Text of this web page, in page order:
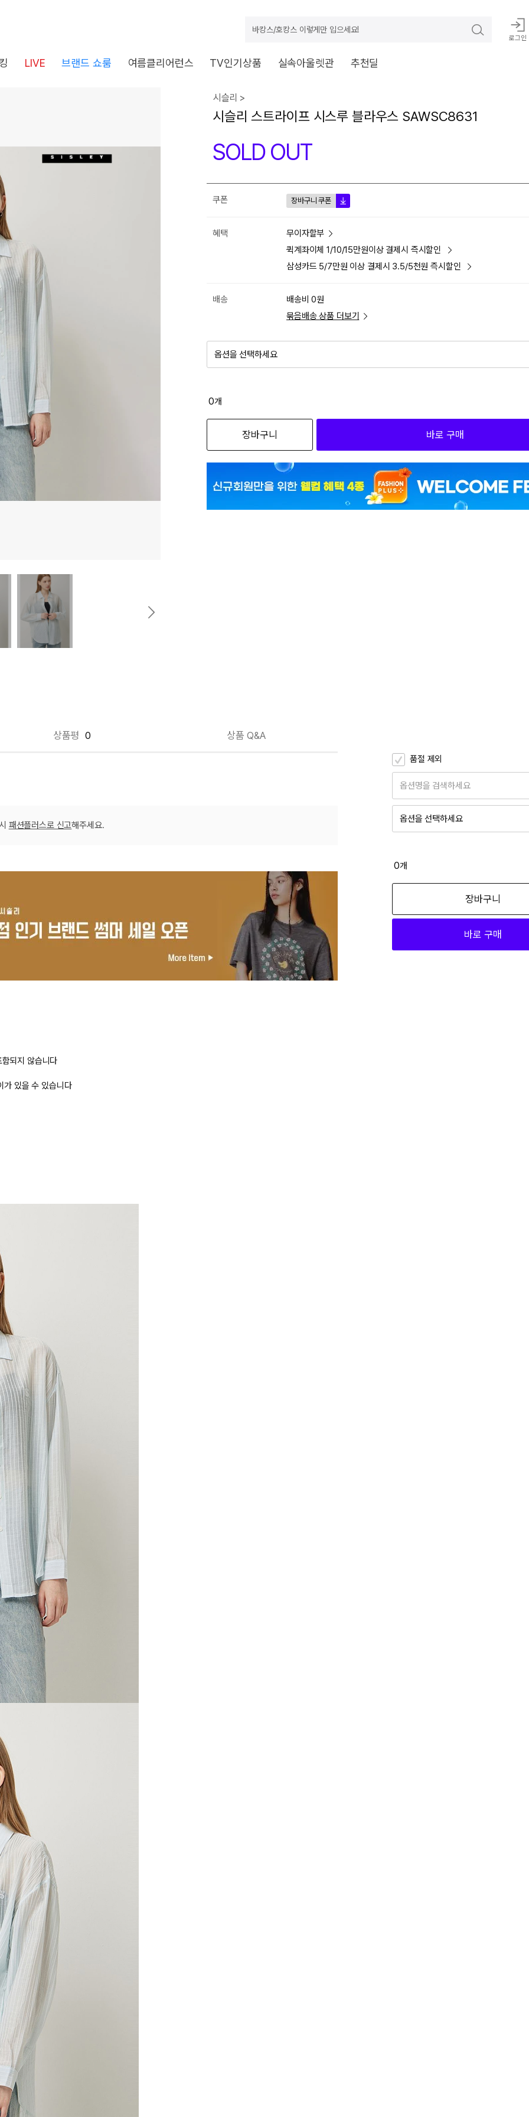
바캉스/호캉스 이렇게만 입으세요!
로그인
LIVE 브랜드 쇼룸 여름클리어런스 TV인기상품 실속아울렛관 추천딜
시슬리 >
시슬리 스트라이프 시스루 블라우스 SAWSC8631
SOLD OUT
쿠폰 장바구니 쿠폰
혜택
무이자할부
퀵계좌이체 1/10/15만원이상 결제시 즉시할인
삼성카드 5/7만원 이상 결제시 3.5/5천원 즉시할인
배송
배송비 0원
묶음배송 상품 더보기
옵션을 선택하세요
0개
장바구니 바로 구매
상품평 0 상품 Q&A
품절 제외
옵션명을 검색하세요
옵션을 선택하세요
0개
장바구니
바로 구매